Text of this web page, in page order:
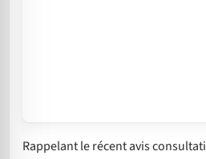
Rappelant le récent avis